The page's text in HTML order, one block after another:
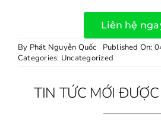
Liên hệ
By Phát Nguyễn Quốc
Published On:
Categories: Uncategorized
TIN TỨC MỚI